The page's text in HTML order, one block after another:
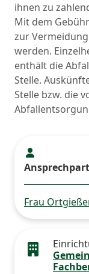
Frau
ihnen zu
Mit dem
zur
werden.
enthält die
Stelle.
Stelle bzw. die